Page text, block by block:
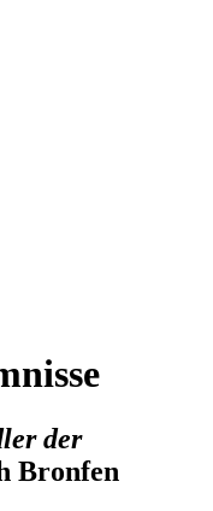
der
Bronfen